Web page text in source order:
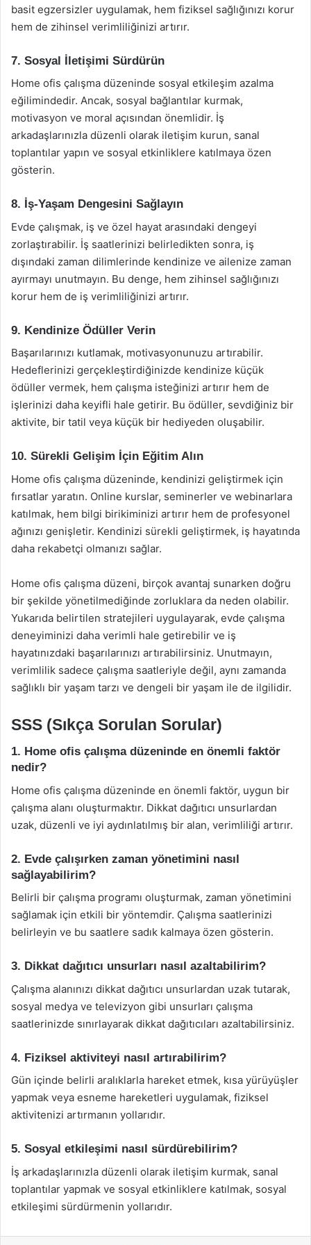
basit egzersizler uygulamak, hem fiziksel sağlığınızı korur
hem de zihinsel verimliliğinizi artırır.
7. Sosyal İletişimi Sürdürün
Home ofis çalışma düzeninde sosyal etkileşim azalma
eğilimindedir. Ancak, sosyal bağlantılar kurmak,
motivasyon ve moral açısından önemlidir. İş
arkadaşlarınızla düzenli olarak iletişim kurun, sanal
toplantılar yapın ve sosyal etkinliklere katılmaya özen
gösterin.
8. İş-Yaşam Dengesini Sağlayın
Evde çalışmak, iş ve özel hayat arasındaki dengeyi
zorlaştırabilir. İş saatlerinizi belirledikten sonra, iş
dışındaki zaman dilimlerinde kendinize ve ailenize zaman
ayırmayı unutmayın. Bu denge, hem zihinsel sağlığınızı
korur hem de iş verimliliğinizi artırır.
9. Kendinize Ödüller Verin
Başarılarınızı kutlamak, motivasyonunuzu artırabilir.
Hedeflerinizi gerçekleştirdiğinizde kendinize küçük
ödüller vermek, hem çalışma isteğinizi artırır hem de
işlerinizi daha keyifli hale getirir. Bu ödüller, sevdiğiniz bir
aktivite, bir tatil veya küçük bir hediyeden oluşabilir.
10. Sürekli Gelişim İçin Eğitim Alın
Home ofis çalışma düzeninde, kendinizi geliştirmek için
fırsatlar yaratın. Online kurslar, seminerler ve webinarlara
katılmak, hem bilgi birikiminizi artırır hem de profesyonel
ağınızı genişletir. Kendinizi sürekli geliştirmek, iş hayatında
daha rekabetçi olmanızı sağlar.
Home ofis çalışma düzeni, birçok avantaj sunarken doğru
bir şekilde yönetilmediğinde zorluklara da neden olabilir.
Yukarıda belirtilen stratejileri uygulayarak, evde çalışma
deneyiminizi daha verimli hale getirebilir ve iş
hayatınızdaki başarılarınızı artırabilirsiniz. Unutmayın,
verimlilik sadece çalışma saatleriyle değil, aynı zamanda
sağlıklı bir yaşam tarzı ve dengeli bir yaşam ile de ilgilidir.
SSS (Sıkça Sorulan Sorular)
1. Home ofis çalışma düzeninde en önemli faktör
nedir?
Home ofis çalışma düzeninde en önemli faktör, uygun bir
çalışma alanı oluşturmaktır. Dikkat dağıtıcı unsurlardan
uzak, düzenli ve iyi aydınlatılmış bir alan, verimliliği artırır.
2. Evde çalışırken zaman yönetimini nasıl
sağlayabilirim?
Belirli bir çalışma programı oluşturmak, zaman yönetimini
sağlamak için etkili bir yöntemdir. Çalışma saatlerinizi
belirleyin ve bu saatlere sadık kalmaya özen gösterin.
3. Dikkat dağıtıcı unsurları nasıl azaltabilirim?
Çalışma alanınızı dikkat dağıtıcı unsurlardan uzak tutarak,
sosyal medya ve televizyon gibi unsurları çalışma
saatlerinizde sınırlayarak dikkat dağıtıcıları azaltabilirsiniz.
4. Fiziksel aktiviteyi nasıl artırabilirim?
Gün içinde belirli aralıklarla hareket etmek, kısa yürüyüşler
yapmak veya esneme hareketleri uygulamak, fiziksel
aktivitenizi artırmanın yollarıdır.
5. Sosyal etkileşimi nasıl sürdürebilirim?
İş arkadaşlarınızla düzenli olarak iletişim kurmak, sanal
toplantılar yapmak ve sosyal etkinliklere katılmak, sosyal
etkileşimi sürdürmenin yollarıdır.